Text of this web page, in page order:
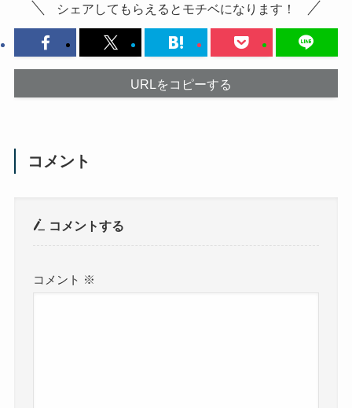
シェアしてもらえるとモチベになります！
URLをコピーする
コメント
コメントする
コメント ※